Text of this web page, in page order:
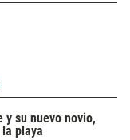
y su nuevo novio,
playa